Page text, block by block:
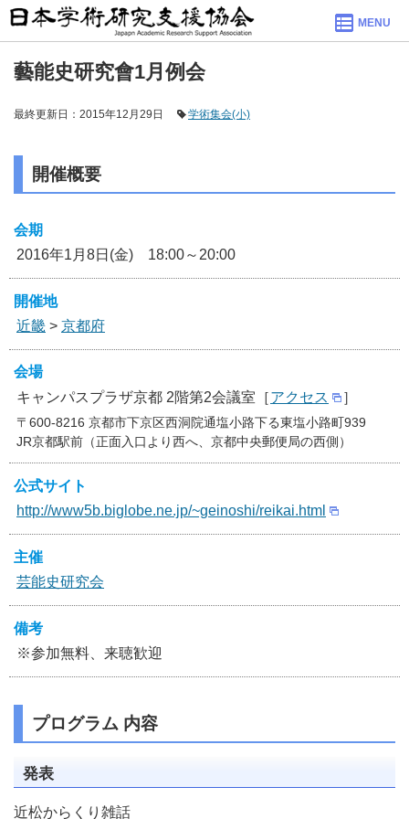
MENU
藝能史研究會1月例会
最終更新日：2015年12月29日 学術集会(小)
開催概要
会期
2016年1月8日(金) 18:00～20:00
開催地
近畿 > 京都府
会場
キャンパスプラザ京都 2階第2会議室［アクセス ］
〒600-8216 京都市下京区西洞院通塩小路下る東塩小路町939
JR京都駅前（正面入口より西へ、京都中央郵便局の西側）
公式サイト
http://www5b.biglobe.ne.jp/~geinoshi/reikai.html
主催
芸能史研究会
備考
※参加無料、来聴歓迎
プログラム 内容
発表
近松からくり雑話